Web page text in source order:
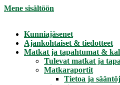
Mene sisältöön
Kunniajäsenet
Ajankohtaiset & tiedotteet
Matkat ja tapahtumat &
Tulevat matkat ja
Matkaraportit
Tietoa ja